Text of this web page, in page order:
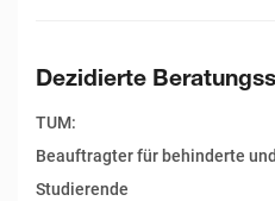
Dezidierte
TUM:
Beauftragter für behinderte
Studierende